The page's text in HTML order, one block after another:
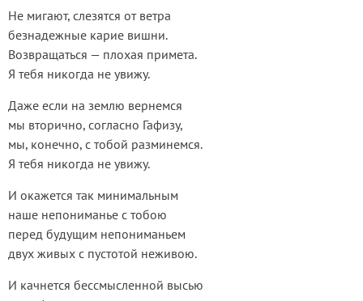
Не мигают, слезятся от ветра
безнадежные карие вишни.
Возвращаться — плохая примета.
Я тебя никогда не увижу.
Даже если на землю вернемся
мы вторично, согласно Гафизу,
мы, конечно, с тобой разминемся.
Я тебя никогда не увижу.
И окажется так минимальным
наше непониманье с тобою
перед будущим непониманьем
двух живых с пустотой неживою.
И качнется бессмысленной высью